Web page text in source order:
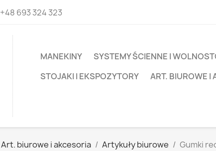
+48 693 324 323
MANEKINY SYSTEMY ŚCIENNE I
STOJAKI I EKSPOZYTORY
ART. BIUROWE I
Art. biurowe i akcesoria Artykuły biurowe Gumki